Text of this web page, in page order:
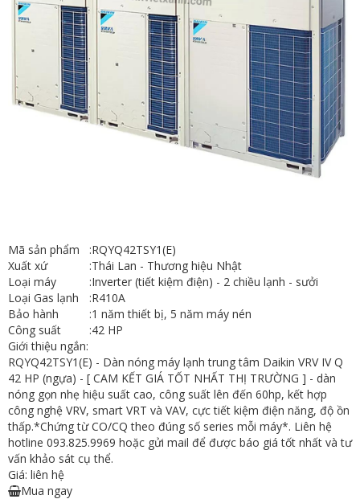
Mã sản phẩm :RQYQ42TSY1(E)
Xuất xứ
:Thái Lan - Thương hiệu Nhật
Loại máy
:Inverter (tiết kiệm điện) - 2 chiều lạnh - sưởi
Loại Gas lạnh
:R410A
Bảo hành
:1 năm thiết bị, 5 năm máy nén
Công suất
:42 HP
Giới thiệu ngắn:
RQYQ42TSY1(E) - Dàn nóng máy lạnh trung tâm Daikin VRV IV Q
42 HP (ngựa) - [ CAM KẾT GIÁ TỐT NHẤT THỊ TRƯỜNG ] - dàn
nóng gọn nhẹ hiệu suất cao, công suất lên đến 60hp, kết hợp
công nghệ VRV, smart VRT và VAV, cực tiết kiệm điện năng, độ ồn
thấp.*Chứng từ CO/CQ theo đúng số series mỗi máy*. Liên hệ
hotline 093.825.9969 hoặc gửi mail để được báo giá tốt nhất và tư
vấn khảo sát cụ thể.
Giá: liên hệ
Mua ngay